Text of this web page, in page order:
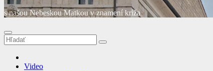
s našou Nebeskou Matkou v znamení kríža
Video